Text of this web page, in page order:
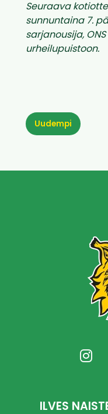
Seuraava
sunnuntaina 7.
sarjanousija,
urheilupuistoon.
Uudempi
ILVES